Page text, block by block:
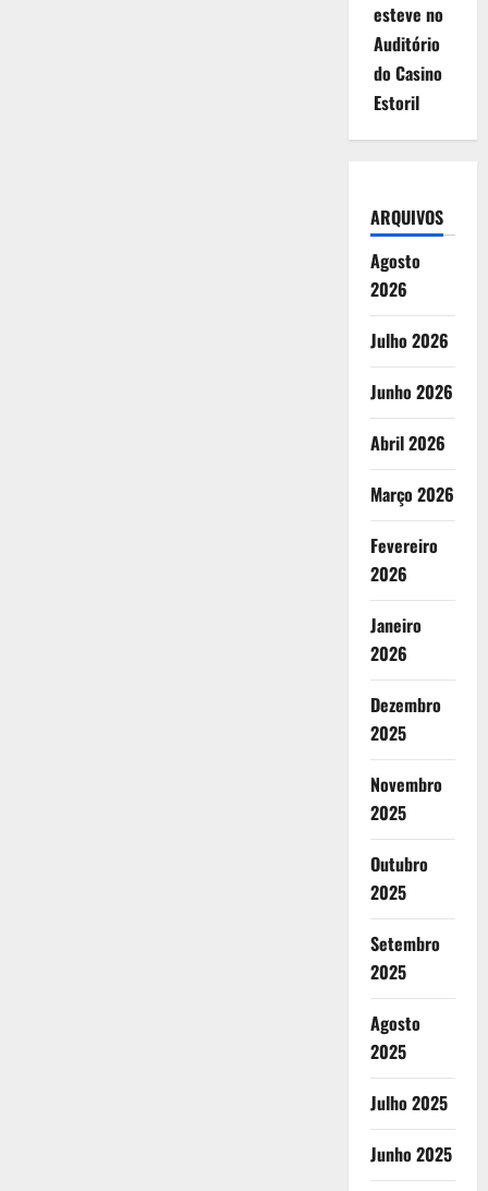
esteve no
Auditório
do Casino
Estoril
ARQUIVOS
Agosto
2026
Julho 2026
Junho 2026
Abril 2026
Março 2026
Fevereiro
2026
Janeiro
2026
Dezembro
2025
Novembro
2025
Outubro
2025
Setembro
2025
Agosto
2025
Julho 2025
Junho 2025